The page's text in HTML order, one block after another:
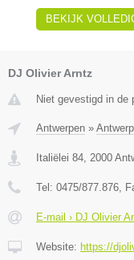
BEKIJK
DJ Olivier Arntz
Niet gevestigd in de
Antwerpen »
Italiëlei 84 2000
Tel: 0475/877.876 ,
E-mail › DJ Olivier
Website: https://